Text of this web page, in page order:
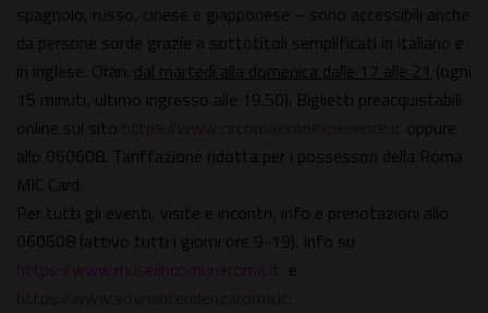
spagnolo, russo, cinese e giapponese – sono accessibili anche
da persone sorde grazie a sottotitoli semplificati in italiano e
in inglese. Orari: dal martedì alla domenica dalle 17 alle 21 (ogni
15 minuti, ultimo ingresso alle 19.50). Biglietti preacquistabili
online sul sito https://www.circomaximoexperience.it oppure
allo 060608. Tariffazione ridotta per i possessori della Roma
MIC Card.
Per tutti gli eventi, visite e incontri, info e prenotazioni allo
060608 (attivo tutti i giorni ore 9-19). Info su
https://www.museiincomuneroma.it e
https://www.sovraintendenzaroma.it.